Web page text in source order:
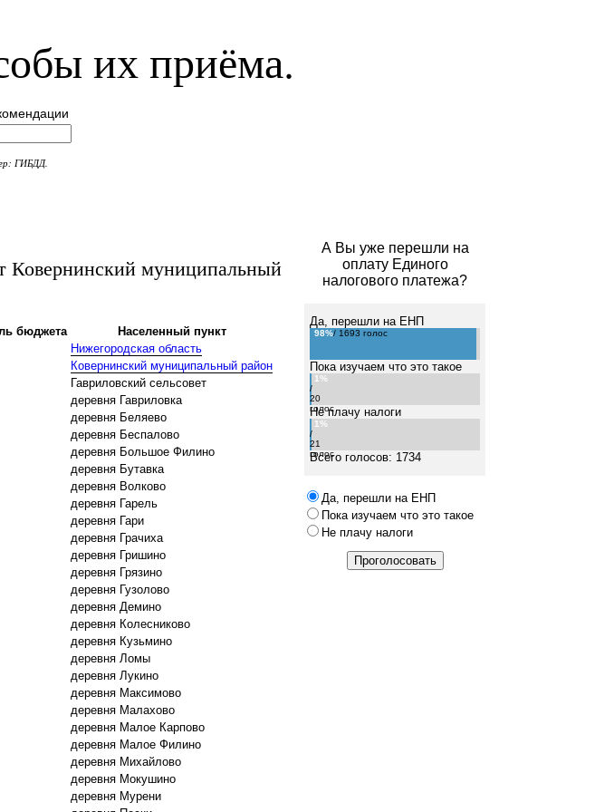
их приёма.
ГИБДД.
А Вы уже перешли на
оплату Единого
налогового платежа?
Да, перешли на ЕНП
98%/ 1693 голос
Пока изучаем что это такое
1%
/
20
голос
Не плачу налоги
1%
/
21
голос
Всего голосов: 1734
Да, перешли на ЕНП
Пока изучаем что это такое
Не плачу налоги
Ковернинский муниципальный
бюджета
Населенный пункт
Нижегородская область
Ковернинский муниципальный район
Гавриловский сельсовет
деревня Гавриловка
деревня Беляево
деревня Беспалово
деревня Большое Филино
деревня Бутавка
деревня Волково
деревня Гарель
деревня Гари
деревня Грачиха
деревня Гришино
деревня Грязино
деревня Гузолово
деревня Демино
деревня Колесниково
деревня Кузьмино
деревня Ломы
деревня Лукино
деревня Максимово
деревня Малахово
деревня Малое Карпово
деревня Малое Филино
деревня Михайлово
деревня Мокушино
деревня Мурени